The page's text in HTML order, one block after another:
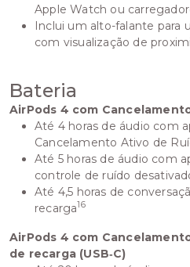
Apple Watch ou
Inclui um alto-falante para
com visualização de
Bateria
AirPods 4 com
Até 4 horas de áudio com
Cancelamento Ativo de
Até 5 horas de áudio com
controle de ruído
Até 4,5 horas de
recarga16
AirPods 4 com
de recarga (USB‑C)